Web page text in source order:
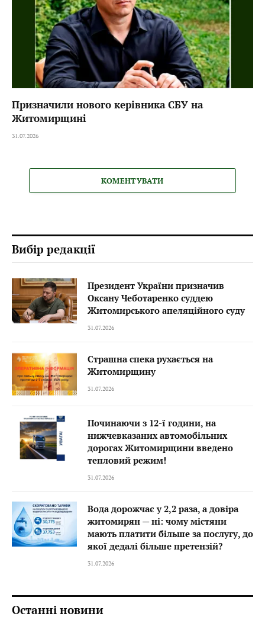
Призначили нового керівника СБУ на
Житомирщині
31.07.2026
КОМЕНТУВАТИ
Вибір редакції
Президент України призначив
Оксану Чеботаренко суддею
Житомирського апеляційного суду
31.07.2026
Страшна спека рухається на
Житомирщину
31.07.2026
Починаючи з 12-ї години, на
нижчевказаних автомобільних
дорогах Житомирщини введено
тепловий режим!
31.07.2026
Вода дорожчає у 2,2 раза, а довіра
житомирян — ні: чому містяни
мають платити більше за послугу, до
якої дедалі більше претензій?
31.07.2026
Останні новини